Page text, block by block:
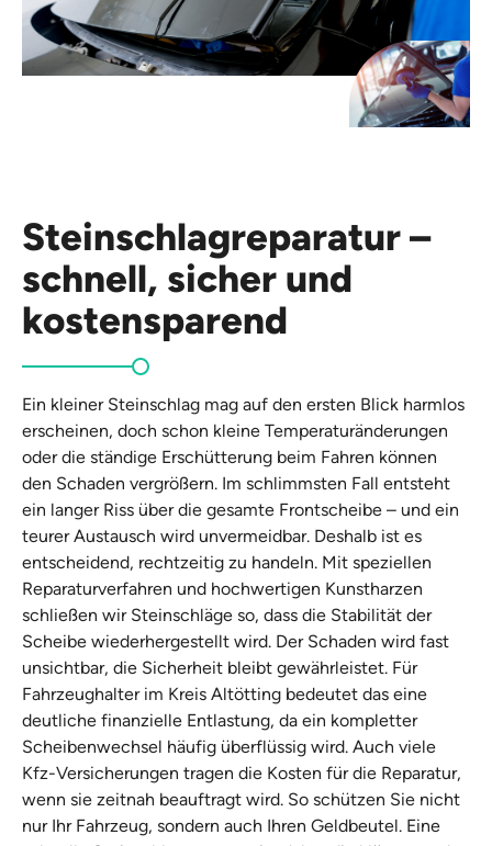
Steinschlagreparatur –
schnell, sicher und
kostensparend
Ein kleiner Steinschlag mag auf den ersten Blick harmlos
erscheinen, doch schon kleine Temperaturänderungen
oder die ständige Erschütterung beim Fahren können
den Schaden vergrößern. Im schlimmsten Fall entsteht
ein langer Riss über die gesamte Frontscheibe – und ein
teurer Austausch wird unvermeidbar. Deshalb ist es
entscheidend, rechtzeitig zu handeln. Mit speziellen
Reparaturverfahren und hochwertigen Kunstharzen
schließen wir Steinschläge so, dass die Stabilität der
Scheibe wiederhergestellt wird. Der Schaden wird fast
unsichtbar, die Sicherheit bleibt gewährleistet. Für
Fahrzeughalter im Kreis Altötting bedeutet das eine
deutliche finanzielle Entlastung, da ein kompletter
Scheibenwechsel häufig überflüssig wird. Auch viele
Kfz-Versicherungen tragen die Kosten für die Reparatur,
wenn sie zeitnah beauftragt wird. So schützen Sie nicht
nur Ihr Fahrzeug, sondern auch Ihren Geldbeutel. Eine